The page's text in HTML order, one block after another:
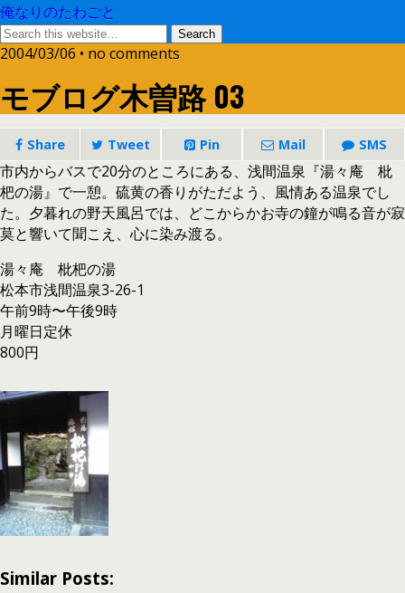
俺なりのたわごと
2004/03/06 • no comments
モブログ木曽路 03
Share Tweet Pin Mail SMS
市内からバスで20分のところにある、浅間温泉『湯々庵 枇
杷の湯』で一憩。硫黄の香りがただよう、風情ある温泉でし
た。夕暮れの野天風呂では、どこからかお寺の鐘が鳴る音が寂
莫と響いて聞こえ、心に染み渡る。
湯々庵 枇杷の湯
松本市浅間温泉3-26-1
午前9時〜午後9時
月曜日定休
800円
Similar Posts: